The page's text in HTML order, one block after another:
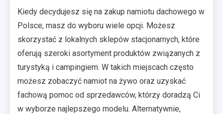
Kiedy decydujesz się na zakup namiotu dachowego w
Polsce, masz do wyboru wiele opcji. Możesz
skorzystać z lokalnych sklepów stacjonarnych, które
oferują szeroki asortyment produktów związanych z
turystyką i campingiem. W takich miejscach często
możesz zobaczyć namiot na żywo oraz uzyskać
fachową pomoc od sprzedawców, którzy doradzą Ci
w wyborze najlepszego modelu. Alternatywnie,